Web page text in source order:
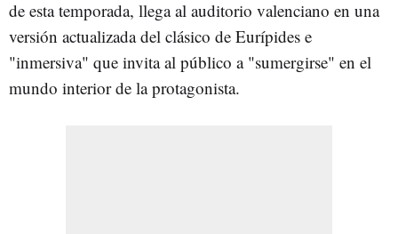
de esta temporada, llega al auditorio valenciano en una
versión actualizada del clásico de Eurípides e
"inmersiva" que invita al público a "sumergirse" en el
mundo interior de la protagonista.